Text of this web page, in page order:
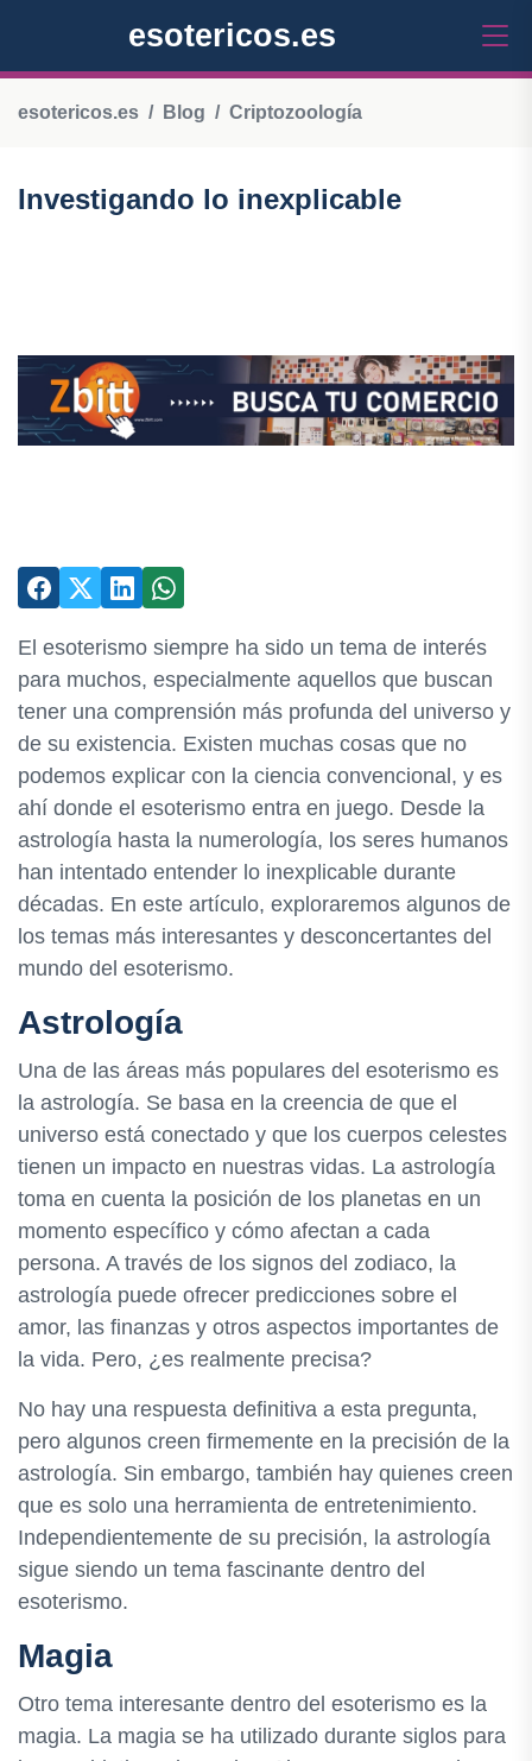
esotericos.es
esotericos.es Blog Criptozoología
Investigando lo inexplicable
El esoterismo siempre ha sido un tema de interés
para muchos, especialmente aquellos que buscan
tener una comprensión más profunda del universo y
de su existencia. Existen muchas cosas que no
podemos explicar con la ciencia convencional, y es
ahí donde el esoterismo entra en juego. Desde la
astrología hasta la numerología, los seres humanos
han intentado entender lo inexplicable durante
décadas. En este artículo, exploraremos algunos de
los temas más interesantes y desconcertantes del
mundo del esoterismo.
Astrología
Una de las áreas más populares del esoterismo es
la astrología. Se basa en la creencia de que el
universo está conectado y que los cuerpos celestes
tienen un impacto en nuestras vidas. La astrología
toma en cuenta la posición de los planetas en un
momento específico y cómo afectan a cada
persona. A través de los signos del zodiaco, la
astrología puede ofrecer predicciones sobre el
amor, las finanzas y otros aspectos importantes de
la vida. Pero, ¿es realmente precisa?
No hay una respuesta definitiva a esta pregunta,
pero algunos creen firmemente en la precisión de la
astrología. Sin embargo, también hay quienes creen
que es solo una herramienta de entretenimiento.
Independientemente de su precisión, la astrología
sigue siendo un tema fascinante dentro del
esoterismo.
Magia
Otro tema interesante dentro del esoterismo es la
magia. La magia se ha utilizado durante siglos para